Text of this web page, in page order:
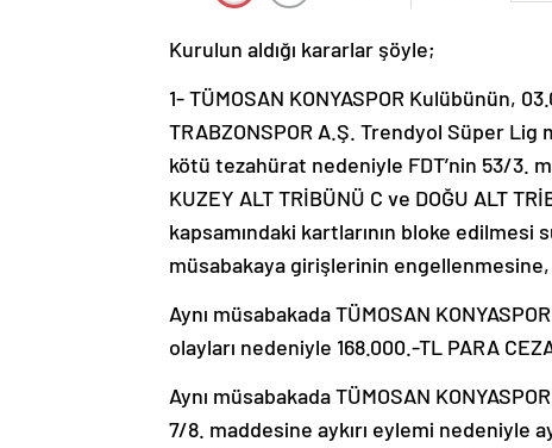
Kurulun aldığı kararlar şöyle;
1- TÜMOSAN KONYASPOR Kulübünün,
TRABZONSPOR A.Ş. Trendyol Süper
kötü tezahürat nedeniyle FDT’nin 53/3.
KUZEY ALT TRİBÜNÜ C ve DOĞU ALT
kapsamındaki kartlarının bloke
müsabakaya girişlerinin engellenmesine,
Aynı müsabakada TÜMOSAN
olayları nedeniyle 168.000.-TL PARA
Aynı müsabakada TÜMOSAN
7/8. maddesine aykırı eylemi nedeniyle